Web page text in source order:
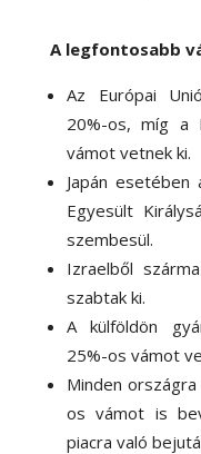
A legfontosabb
Az Európai
20%-os, míg a
vámot vetnek ki.
Japán
Egyesült
szembesül.
Izraelből
szabtak ki.
A külföldön
25%-os vámot
Minden
os vámot is
piacra való